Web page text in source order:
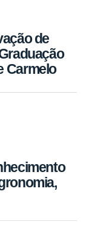
de
Carmelo